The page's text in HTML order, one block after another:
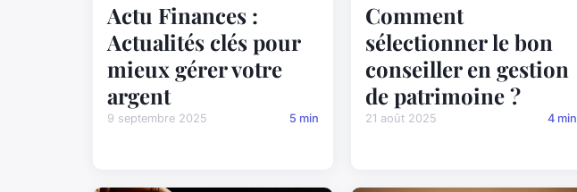
Actu Finances :
Actualités clés pour
mieux gérer votre
argent
9 septembre 2025 5 min
Comment
sélectionner le bon
conseiller en gestion
de patrimoine ?
21 août 2025 4 min